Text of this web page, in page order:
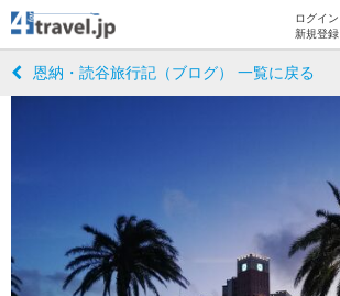
ログイン
新規登録
恩納・読谷旅行記（ブログ） 一覧に戻る